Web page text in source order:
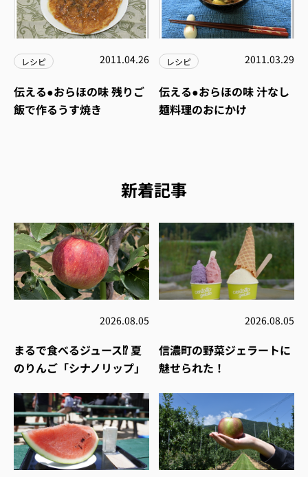
レシピ 2011.04.26
伝える●おらほの味 残りご
飯で作るうす焼き
レシピ 2011.03.29
伝える●おらほの味 汁なし
麺料理のおにかけ
新着記事
2026.08.05
まるで食べるジュース⁉︎ 夏
のりんご「シナノリップ」
2026.08.05
信濃町の野菜ジェラートに
魅せられた！